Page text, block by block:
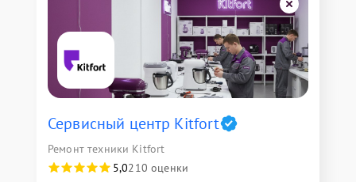
Сервисный центр Kitfort
Ремонт техники Kitfort
5,0210 оценки